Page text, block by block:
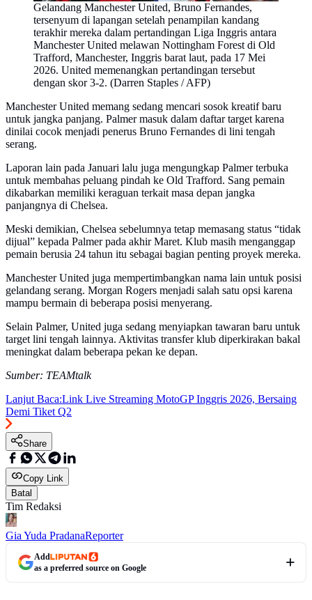
Gelandang Manchester United, Bruno Fernandes,
tersenyum di lapangan setelah penampilan kandang
terakhir mereka dalam pertandingan Liga Inggris antara
Manchester United melawan Nottingham Forest di Old
Trafford, Manchester, Inggris barat laut, pada 17 Mei
2026. United memenangkan pertandingan tersebut
dengan skor 3-2. (Darren Staples / AFP)
Manchester United memang sedang mencari sosok kreatif baru
untuk jangka panjang. Palmer masuk dalam daftar target karena
dinilai cocok menjadi penerus Bruno Fernandes di lini tengah
serang.
Laporan lain pada Januari lalu juga mengungkap Palmer terbuka
untuk membahas peluang pindah ke Old Trafford. Sang pemain
dikabarkan memiliki keraguan terkait masa depan jangka
panjangnya di Chelsea.
Meski demikian, Chelsea sebelumnya tetap memasang status “tidak
dijual” kepada Palmer pada akhir Maret. Klub masih menganggap
pemain berusia 24 tahun itu sebagai bagian penting proyek mereka.
Manchester United juga mempertimbangkan nama lain untuk posisi
gelandang serang. Morgan Rogers menjadi salah satu opsi karena
mampu bermain di beberapa posisi menyerang.
Selain Palmer, United juga sedang menyiapkan tawaran baru untuk
target lini tengah lainnya. Aktivitas transfer klub diperkirakan bakal
meningkat dalam beberapa pekan ke depan.
Sumber: TEAMtalk
Lanjut Baca:Link Live Streaming MotoGP Inggris 2026, Bersaing
Demi Tiket Q2
Share
Copy Link
Batal
Tim Redaksi
Gia Yuda PradanaReporter
Add
as a preferred source on Google